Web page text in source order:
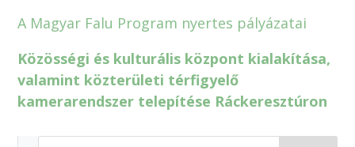
A Magyar Falu Program nyertes pályázatai
Közösségi és kulturális központ kialakítása,
valamint közterületi térfigyelő
kamerarendszer telepítése Ráckeresztúron